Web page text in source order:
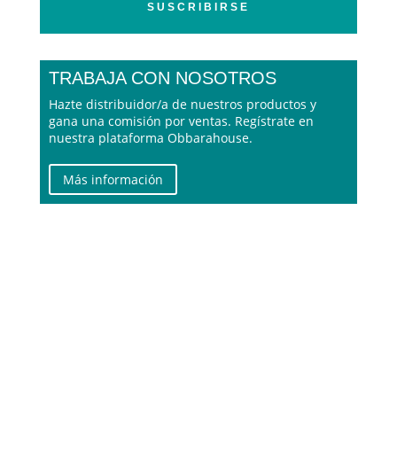
SUSCRIBIRSE
TRABAJA CON NOSOTROS
Hazte distribuidor/a de nuestros productos y
gana una comisión por ventas. Regístrate en
nuestra plataforma Obbarahouse.
Más información